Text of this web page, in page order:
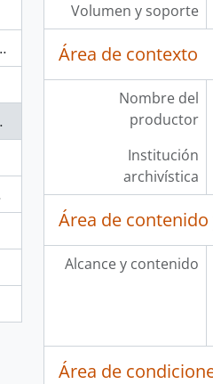
Volumen y soporte
Área de contexto
Nombre del
productor
Institución
archivística
Área de
Alcance y contenido
Área de